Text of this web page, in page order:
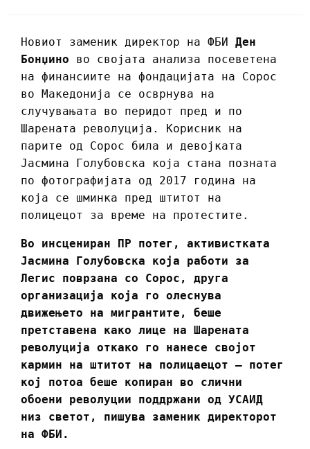
Новиот заменик директор на ФБИ Ден
Бонџино во својата анализа посеветена
на финансиите на фондацијата на Сорос
во Македонија се осврнува на
случувањата во перидот пред и по
Шарената револуција. Корисник на
парите од Сорос била и девојката
Јасмина Голубовска која стана позната
по фотографијата од 2017 година на
која се шминка пред штитот на
полицецот за време на протестите.
Во инсцениран ПР потег, активистката
Јасмина Голубовска која работи за
Легис поврзана со Сорос, друга
организација која го олеснува
движењето на мигрантите, беше
претставена како лице на Шарената
револуција откако го нанесе својот
кармин на штитот на полицаецот – потег
кој потоа беше копиран во слични
обоени револуции поддржани од УСАИД
низ светот, пишува заменик директорот
на ФБИ.